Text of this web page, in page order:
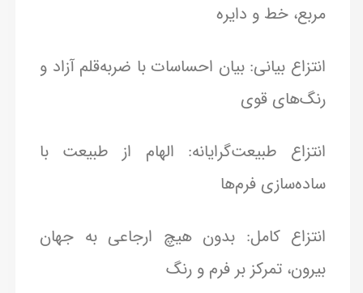
مربع، خط و دایره
انتزاع بیانی: بیان احساسات با ضربه‌قلم آزاد و
رنگ‌های قوی
انتزاع طبیعت‌گرایانه: الهام از طبیعت با
ساده‌سازی فرم‌ها
انتزاع کامل: بدون هیچ ارجاعی به جهان
بیرون، تمرکز بر فرم و رنگ